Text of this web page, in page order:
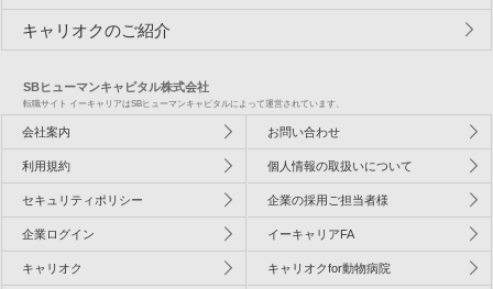
キャリオクのご紹介
SBヒューマンキャピタル株式会社
転職サイト イーキャリアはSBヒューマンキャピタルによって運営されています。
会社案内 お問い合わせ
利用規約 個人情報の取扱いについて
セキュリティポリシー 企業の採用ご担当者様
企業ログイン イーキャリアFA
キャリオク キャリオクfor動物病院